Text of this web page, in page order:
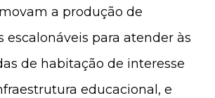
a produção de
escalonáveis para atender às
de habitação de interesse
educacional, e